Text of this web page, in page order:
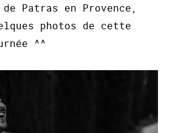
de Patras en Provence,
photos de cette
^^